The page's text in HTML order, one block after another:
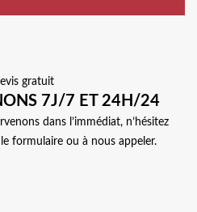
7J/7 ET 24H/24
dans l’immédiat, n’hésitez
formulaire ou à nous appeler.